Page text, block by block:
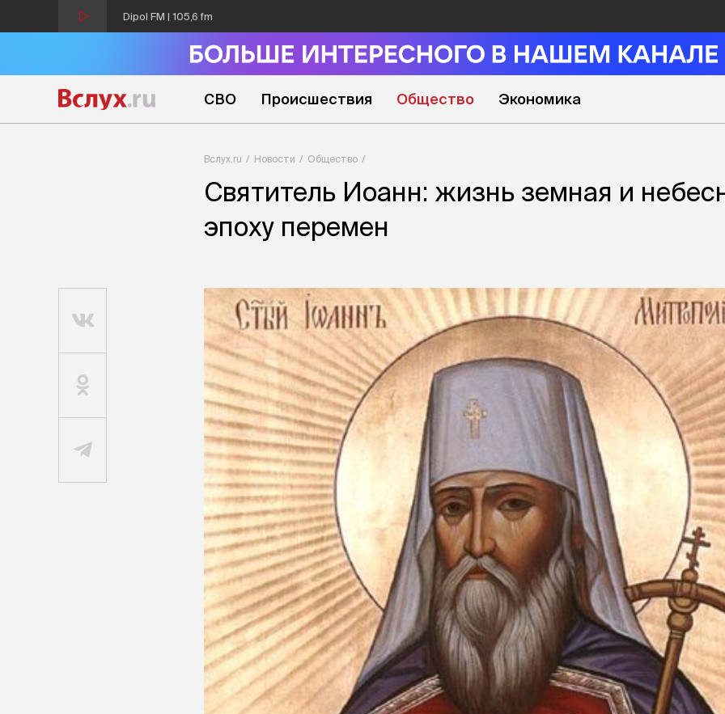
Dipol FM | 105,6 fm
СВО Происшествия Общество Экономика
Вслух.ru Новости Общество
Святитель Иоанн: жизнь земная и
эпоху перемен